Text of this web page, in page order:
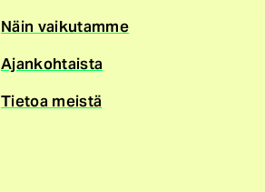
Näin vaikutamme
Ajankohtaista
Tietoa meistä